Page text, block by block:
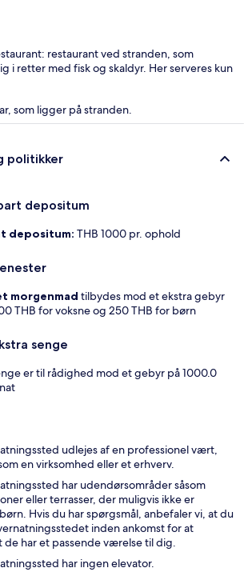
restaurant ved stranden, som
i retter med fisk og skaldyr. Her serveres kun
som ligger på stranden.
politikker
depositum
depositum: THB 1000 pr. ophold
morgenmad tilbydes mod et ekstra gebyr
THB for voksne og 250 THB for børn
senge
er til rådighed mod et gebyr på 1000.0
udlejes af en professionel vært,
en virksomhed eller et erhverv.
har udendørsområder såsom
eller terrasser, der muligvis ikke er
Hvis du har spørgsmål, anbefaler vi, at du
inden ankomst for at
har et passende værelse til dig.
har ingen elevator.